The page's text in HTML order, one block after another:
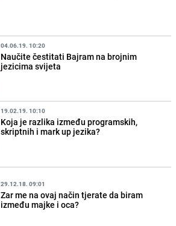
04.06.19. 10:20
Naučite čestitati Bajram na brojnim
jezicima svijeta
19.02.19. 10:10
Koja je razlika između programskih,
skriptnih i mark up jezika?
29.12.18. 09:01
Zar me na ovaj način tjerate da biram
između majke i oca?